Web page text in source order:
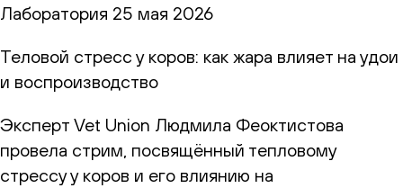
Лаборатория 25 мая 2026
Теловой стресс у коров: как жара влияет на удои
и воспроизводство
Эксперт Vet Union Людмила Феоктистова
провела стрим, посвящённый тепловому
стрессу у коров и его влиянию на